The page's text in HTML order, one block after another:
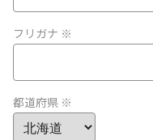
フリガナ ※
都道府県 ※